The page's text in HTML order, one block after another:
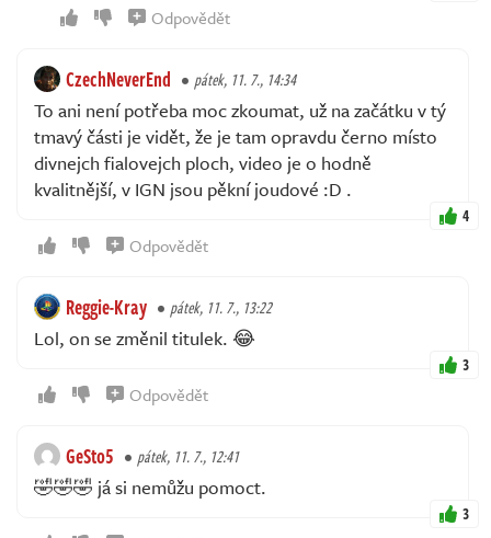
Odpovědět
CzechNeverEnd pátek, 11. 7., 14:34
To ani není potřeba moc zkoumat, už na začátku v tý
tmavý části je vidět, že je tam opravdu černo místo
divnejch fialovejch ploch, video je o hodně
kvalitnější, v IGN jsou pěkní joudové :D .
4
Odpovědět
Reggie-Kray pátek, 11. 7., 13:22
Lol, on se změnil titulek. 😂
3
Odpovědět
GeSto5 pátek, 11. 7., 12:41
🤣🤣🤣 já si nemůžu pomoct.
3